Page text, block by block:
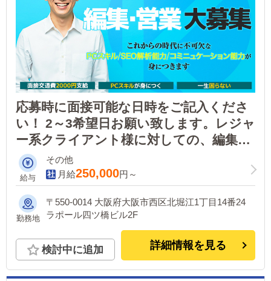
応募時に面接可能な日時をご記入くださ
い！ 2～3希望日お願い致します。レジャ
ー系クライアント様に対しての、編集・
営業。これからの時代に必要なPCスキル
等、様々な技能を覚えることができま
す。ライン応募も可。
給与
その他
月給250,000円～
勤務地
〒550-0014 ⼤阪府⼤阪市西区北堀江1丁⽬14番24
ラポール四ツ橋ビル2F
検討中に追加 詳細情報を見る